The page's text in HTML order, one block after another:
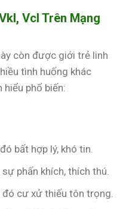
Vcl Trên Mạng
còn được giới trẻ linh
tình huống khác
phổ biến:
bất hợp lý, khó tin.
phấn khích, thích thú.
đó cư xử thiếu tôn trọng.